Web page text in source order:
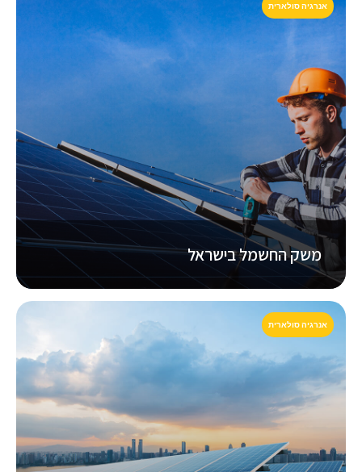
משק החשמל בישראל
אנרגיה סולארית
אנרגיה סולארית